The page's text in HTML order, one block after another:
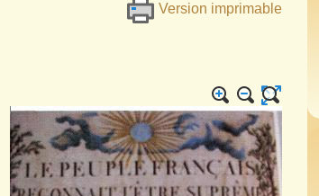
Version imprimable